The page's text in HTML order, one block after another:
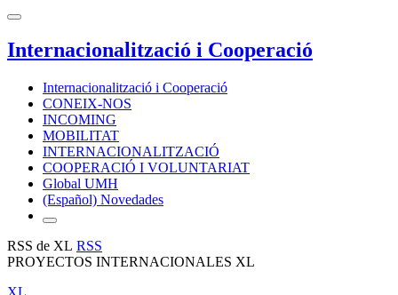
Internacionalització i Cooperació
Internacionalització i Cooperació
CONEIX-NOS
INCOMING
MOBILITAT
INTERNACIONALITZACIÓ
COOPERACIÓ I VOLUNTARIAT
Global UMH
(Español) Novedades
RSS de XL RSS
PROYECTOS INTERNACIONALES XL
XL